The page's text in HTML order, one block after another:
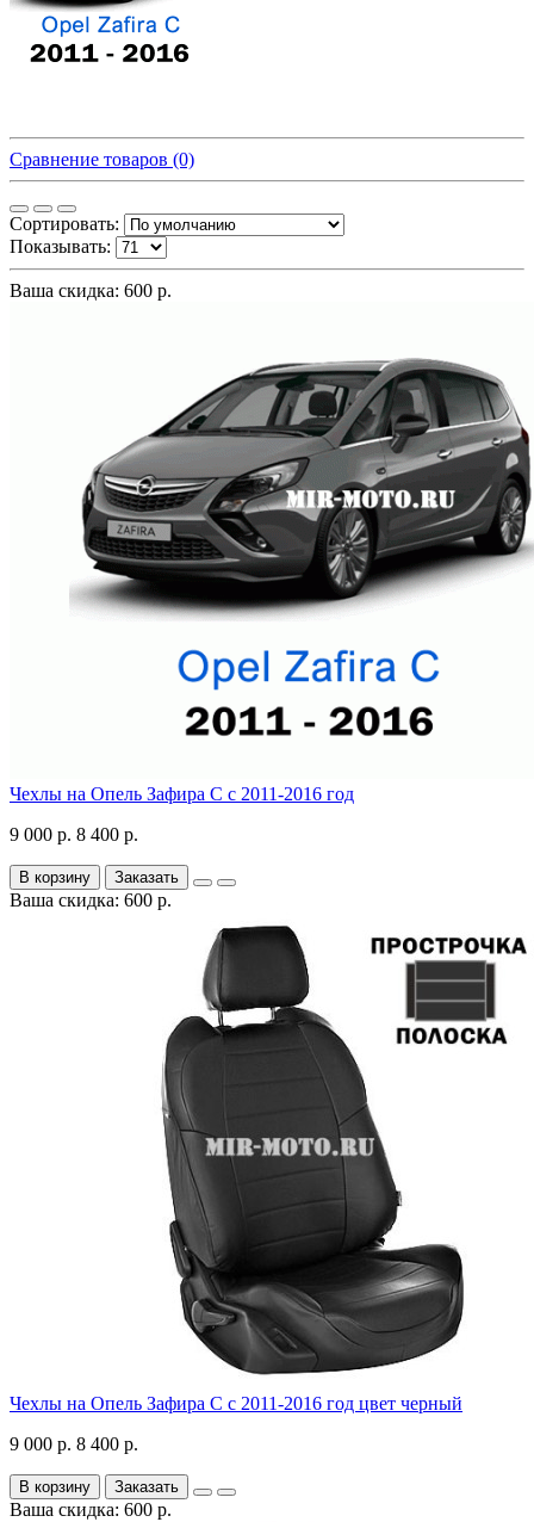
Сравнение товаров (0)
Сортировать:
Показывать:
Ваша скидка: 600 р.
Чехлы на Опель Зафира С с 2011-2016 год
9 000 р. 8 400 р.
В корзину Заказать
Ваша скидка: 600 р.
Чехлы на Опель Зафира С с 2011-2016 год цвет черный
9 000 р. 8 400 р.
В корзину Заказать
Ваша скидка: 600 р.